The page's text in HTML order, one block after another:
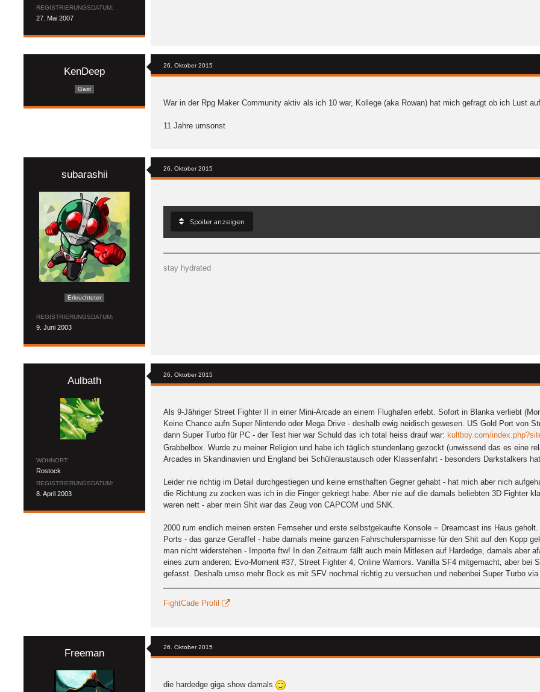
REGISTRIERUNGSDATUM
27. Mai 2007
KenDeep
Gast
26. Oktober 2015
War in der Rpg Maker Community aktiv als ich 10 war, Kollege (aka Rowan) hat mich gefragt ob ich Lust
11 Jahre umsonst
subarashii
Erleuchteter
REGISTRIERUNGSDATUM
9. Juni 2003
26. Oktober 2015
Spoiler anzeigen
stay hydrated
Aulbath
WOHNORT
Rostock
REGISTRIERUNGSDATUM
8. April 2003
26. Oktober 2015
Als 9-Jähriger Street Fighter II in einer Mini-Arcade an einem Flughafen erlebt. Sofort in Blanka verliebt
Keine Chance aufn Super Nintendo oder Mega Drive - deshalb ewig neidisch gewesen. US Gold Port von
dann Super Turbo für PC - der Test hier war Schuld das ich total heiss drauf war: kultboy.com/
Grabbelbox. Wurde zu meiner Religion und habe ich täglich stundenlang gezockt (unwissend das es eine
Arcades in Skandinavien und England bei Schüleraustausch oder Klassenfahrt - besonders Darkstalkers
Leider nie richtig im Detail durchgestiegen und keine ernsthaften Gegner gehabt - hat mich aber nich
die Richtung zu zocken was ich in die Finger gekriegt habe. Aber nie auf die damals beliebten 3D Fighter
waren nett - aber mein Shit war das Zeug von CAPCOM und SNK.
2000 rum endlich meinen ersten Fernseher und erste selbstgekaufte Konsole = Dreamcast ins Haus
Ports - das ganze Geraffel - habe damals meine ganzen Fahrschulersparnisse für den Shit auf den Kopp
man nicht widerstehen - Importe ftw! In den Zeitraum fällt auch mein Mitlesen auf Hardedge, damals aber
eines zum anderen: Evo-Moment #37, Street Fighter 4, Online Warriors. Vanilla SF4 mitgemacht, aber bei
gefasst. Deshalb umso mehr Bock es mit SFV nochmal richtig zu versuchen und nebenbei Super Turbo
FightCade Profil
Freeman
26. Oktober 2015
die hardedge giga show damals